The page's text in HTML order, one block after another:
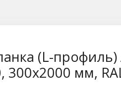
(L-профиль)
300x2000 мм,